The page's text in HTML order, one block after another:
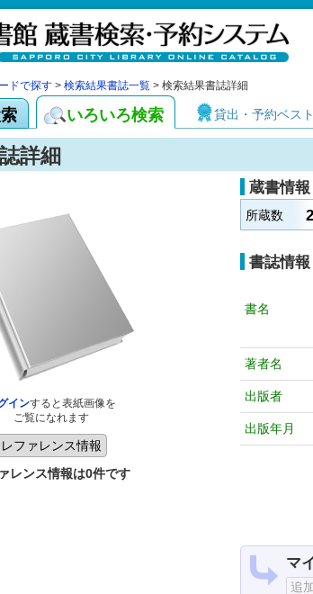
札
ドで探す > 検索結果書誌一覧 > 検索結果書誌詳細
いろいろ検索 貸出・予約ベスト
詳細
インすると表紙画像を
ご覧になれます
レンス情報は0件です
蔵書情報
所蔵数 2
書誌情報
書名
著者名
出版者
出版年月
マ